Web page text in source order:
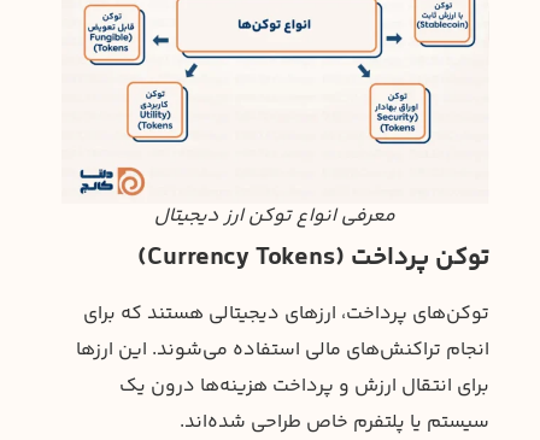
معرفی انواع توکن ارز دیجیتال
توکن‌ پرداخت (Currency Tokens)
توکن‌های پرداخت، ارزهای دیجیتالی هستند که برای
انجام تراکنش‌های مالی استفاده می‌شوند. این ارزها
برای انتقال ارزش و پرداخت هزینه‌ها درون یک
سیستم یا پلتفرم خاص طراحی شده‌اند.